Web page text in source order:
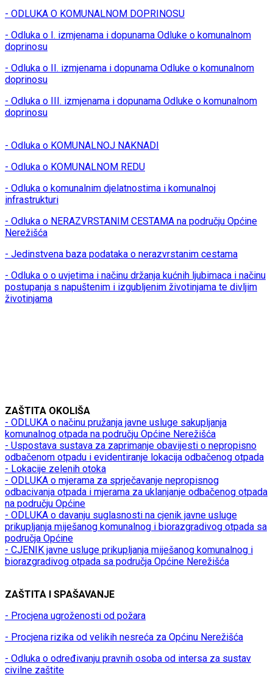
- ODLUKA O KOMUNALNOM DOPRINOSU
- Odluka o I. izmjenama i dopunama Odluke o komunalnom
doprinosu
- Odluka o II. izmjenama i dopunama Odluke o komunalnom
doprinosu
- Odluka o III. izmjenama i dopunama Odluke o komunalnom
doprinosu
- Odluka o KOMUNALNOJ NAKNADI
- Odluka o KOMUNALNOM REDU
- Odluka o komunalnim djelatnostima i komunalnoj
infrastrukturi
- Odluka o NERAZVRSTANIM CESTAMA na području Općine
Nerežišća
- Jedinstvena baza podataka o nerazvrstanim cestama
- Odluka o o uvjetima i načinu držanja kućnih ljubimaca i načinu
postupanja s napuštenim i izgubljenim životinjama te divljim
životinjama
ZAŠTITA OKOLIŠA
- ODLUKA o načinu pružanja javne usluge sakupljanja
komunalnog otpada na području Općine Nerežišća
- Uspostava sustava za zaprimanje obavijesti o nepropisno
odbačenom otpadu i evidentiranje lokacija odbačenog otpada
- Lokacije zelenih otoka
- ODLUKA o mjerama za sprječavanje nepropisnog
odbacivanja otpada i mjerama za uklanjanje odbačenog otpada
na području Općine
- ODLUKA o davanju suglasnosti na cjenik javne usluge
prikupljanja miješanog komunalnog i biorazgradivog otpada sa
područja Općine
- CJENIK javne usluge prikupljanja miješanog komunalnog i
biorazgradivog otpada sa područja Općine Nerežišća
ZAŠTITA I SPAŠAVANJE
- Procjena ugroženosti od požara
- Procjena rizika od velikih nesreća za Općinu Nerežišća
- Odluka o određivanju pravnih osoba od intersa za sustav
civilne zaštite